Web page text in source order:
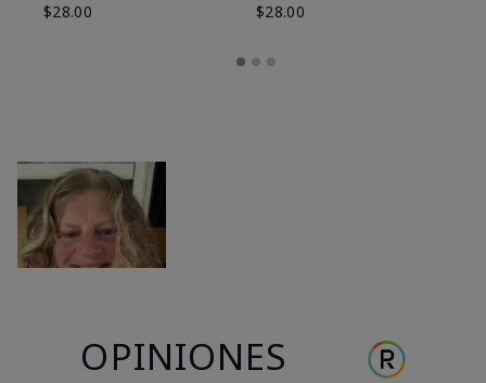
$28.00
$28.00
OPINIONES